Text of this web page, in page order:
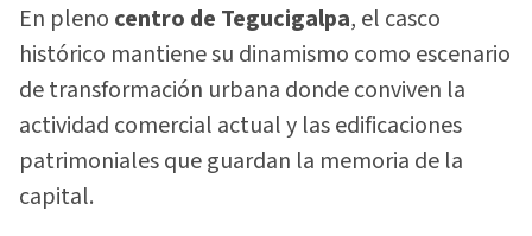
En pleno centro de Tegucigalpa, el casco
histórico mantiene su dinamismo como escenario
de transformación urbana donde conviven la
actividad comercial actual y las edificaciones
patrimoniales que guardan la memoria de la
capital.